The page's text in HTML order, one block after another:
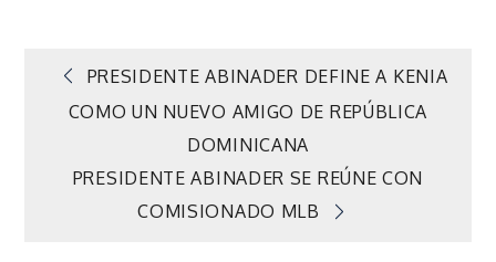
Navegación
entradas
PRESIDENTE ABINADER DEFINE A KENIA
COMO UN NUEVO AMIGO DE REPÚBLICA
DOMINICANA
PRESIDENTE ABINADER SE REÚNE CON
COMISIONADO MLB